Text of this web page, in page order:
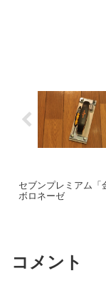
セブンプレミアム「
ボロネーゼ
コメント